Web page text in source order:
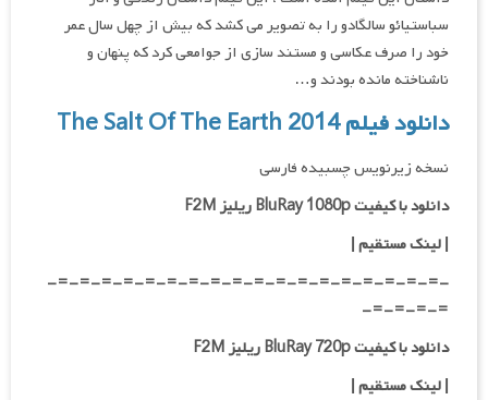
سباستیائو سالگادو را به تصویر می کشد که بیش از چهل سال عمر
خود را صرف عکاسی و مستند سازی از جوامعی کرد که پنهان و
ناشناخته مانده بودند و…
دانلود فیلم The Salt Of The Earth 2014
نسخه زیرنویس چسبیده فارسی
دانلود با کیفیت BluRay 1080p ریلیز F2M
|لینک مستقیم|
-=-=-=-=-=-=-=-=-=-=-=-=-=-=-=-=-=-=-
=-=-=-=-
دانلود با کیفیت BluRay 720p ریلیز F2M
| لینک مستقیم|